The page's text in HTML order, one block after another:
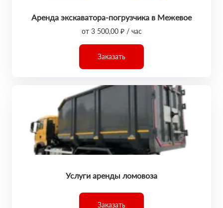
Аренда экскаватора-погрузчика в Межевое
от 3 500,00 ₽ / час
Заказать
Услуги аренды ломовоза
Заказать